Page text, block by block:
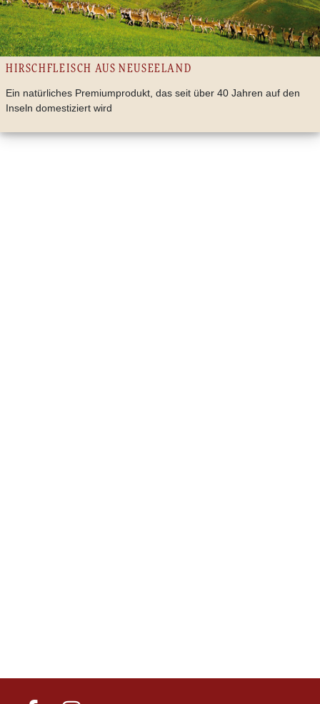
HIRSCHFLEISCH AUS NEUSEELAND
Ein natürliches Premiumprodukt, das seit über 40 Jahren auf den
Inseln domestiziert wird